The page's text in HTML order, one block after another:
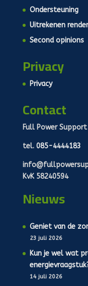
Ondersteuning
Uitrekenen
Second opinions
Privacy
Privacy
Contact
Full Power Support
tel. 085-4444183
KvK 58240594
Nieuws
Geniet van de
23 juli 2026
Kun je wel wat
14 juli 2026